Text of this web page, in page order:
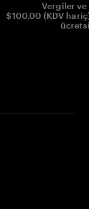
Vergiler
$100.00 (KDV